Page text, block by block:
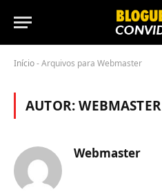
Início-Arquivos para Webmaster
AUTOR:WEBMASTER
Webmaster